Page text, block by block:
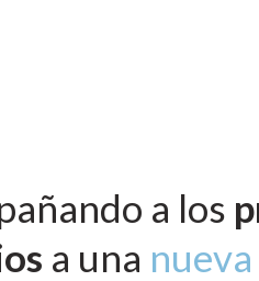
a los
a una